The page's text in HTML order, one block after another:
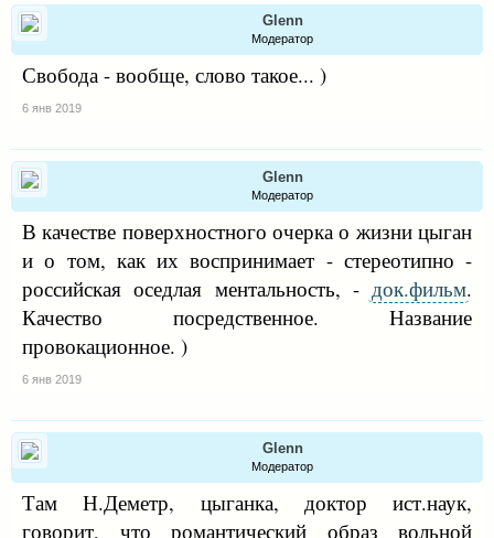
Glenn
Модератор
Свобода - вообще, слово такое... )
6 янв 2019
Glenn
Модератор
В качестве поверхностного очерка о жизни цыган
и о том, как их воспринимает - стереотипно -
российская оседлая ментальность, - док.фильм.
Качество посредственное. Название
провокационное. )
6 янв 2019
Glenn
Модератор
Там Н.Деметр, цыганка, доктор ист.наук,
говорит, что романтический образ вольной